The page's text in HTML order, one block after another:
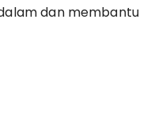
dan membantu